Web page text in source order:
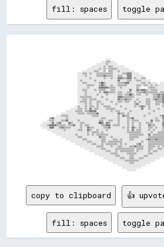
fill: spaces toggle
copy to clipboard 👍
fill: spaces toggle